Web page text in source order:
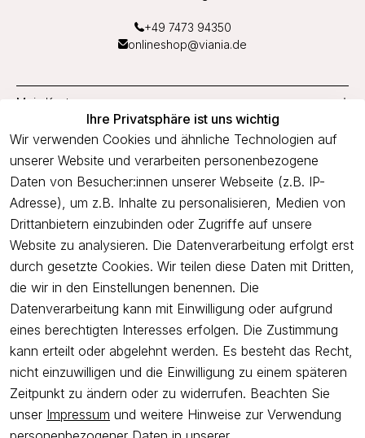
Ihre Privatsphäre ist uns wichtig
Wir verwenden Cookies und ähnliche Technologien auf
unserer Website und verarbeiten personenbezogene
Daten von Besucher:innen unserer Webseite (z.B. IP-
Adresse), um z.B. Inhalte zu personalisieren, Medien von
Drittanbietern einzubinden oder Zugriffe auf unsere
Website zu analysieren. Die Datenverarbeitung erfolgt erst
durch gesetzte Cookies. Wir teilen diese Daten mit Dritten,
die wir in den Einstellungen benennen. Die
Datenverarbeitung kann mit Einwilligung oder aufgrund
eines berechtigten Interesses erfolgen. Die Zustimmung
kann erteilt oder abgelehnt werden. Es besteht das Recht,
nicht einzuwilligen und die Einwilligung zu einem späteren
Zeitpunkt zu ändern oder zu widerrufen. Beachten Sie
unser Impressum und weitere Hinweise zur Verwendung
+49 7473 94350
onlineshop@viania.de
Mein Konto
Service
Unternehmen
Newsletter
Freue dich über 5€ Rabatt bei deiner nächsten Bestellung und
profitiere von Angeboten.
Newsletter abonnieren
Ich bestätige hiermit, dass ich die Datenschutzerklärung
gelesen
habe. Ich kann meine Einwilligung jederzeit widerrufen.